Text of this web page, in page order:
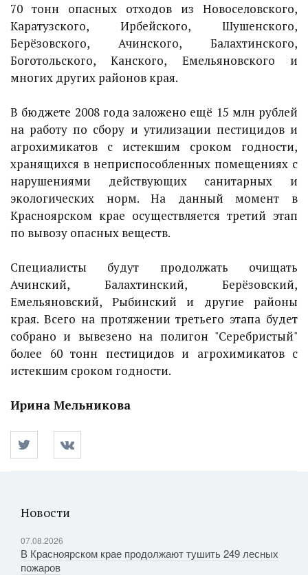
70 тонн опасных отходов из Новоселовского,
Каратузского, Ирбейского, Шушенского,
Берёзовского, Ачинского, Балахтинского,
Боготольского, Канского, Емельяновского и
многих других районов края.
В бюджете 2008 года заложено ещё 15 млн рублей
на работу по сбору и утилизации пестицидов и
агрохимикатов с истекшим сроком годности,
хранящихся в неприспособленных помещениях с
нарушениями действующих санитарных и
экологических норм. На данный момент в
Красноярском крае осуществляется третий этап
по вывозу опасных веществ.
Специалисты будут продолжать очищать
Ачинский, Балахтинский, Берёзовский,
Емельяновский, Рыбинский и другие районы
края. Всего на протяжении третьего этапа будет
собрано и вывезено на полигон "Серебристый"
более 60 тонн пестицидов и агрохимикатов с
истекшим сроком годности.
Ирина Мельникова
Новости
07.08.2026
В Красноярском крае продолжают тушить 249 лесных
пожаров